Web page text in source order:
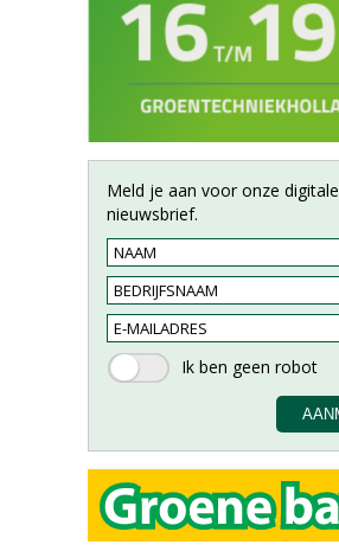
Meld je aan voor onze digitale
nieuwsbrief.